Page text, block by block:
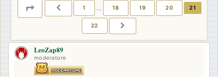
PAGINA21 22
PRECEDENTE
1 … 18 19 20 21
22
LeoZap89
moderatore